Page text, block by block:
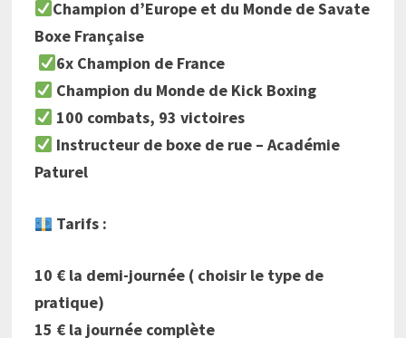
Champion d’Europe et du Monde de Savate
Boxe Française
6x Champion de France
Champion du Monde de Kick Boxing
100 combats, 93 victoires
Instructeur de boxe de rue – Académie
Paturel
Tarifs :
10 € la demi-journée ( choisir le type de
pratique)
15 € la journée complète